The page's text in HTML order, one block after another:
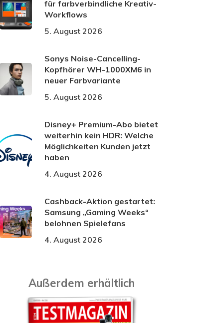
für farbverbindliche Kreativ-
Workflows
5. August 2026
Sonys Noise-Cancelling-
Kopfhörer WH-1000XM6 in
neuer Farbvariante
5. August 2026
Disney+ Premium-Abo bietet
weiterhin kein HDR: Welche
Möglichkeiten Kunden jetzt
haben
4. August 2026
Cashback-Aktion gestartet:
Samsung „Gaming Weeks“
belohnen Spielefans
4. August 2026
Außerdem erhältlich